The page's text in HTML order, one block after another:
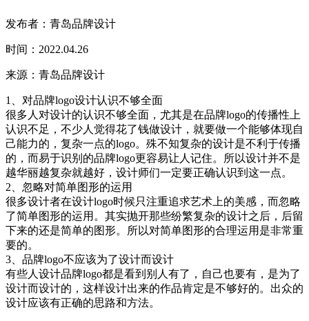
发布者：青岛品牌设计
时间：2022.04.26
来源：青岛品牌设计
1、对品牌logo设计认识不够全面
很多人对设计的认识不够全面，尤其是在品牌logo的传播性上
认识不足，不少人觉得花了钱做设计，就要做一个能够体现自
己能力的，复杂一点的logo。殊不知复杂的设计是不利于传播
的，而易于识别的品牌logo更容易让人记住。所以设计并不是
越华丽越复杂就越好，设计师们一定要正确认识到这一点。
2、忽略对简单图形的运用
很多设计者在设计logo时候只注重追求艺术上的美感，而忽略
了简单图形的运用。其实抛开那些纷繁复杂的设计之后，后留
下来的还是简单的图形。所以对简单图形的合理运用是非常重
要的。
3、品牌logo不应该为了设计而设计
有些人设计品牌logo都是看到别人有了，自己也要有，是为了
设计而设计的，这样设计出来的作品肯定是不够好的。出众的
设计应该有正确的思路和方法。